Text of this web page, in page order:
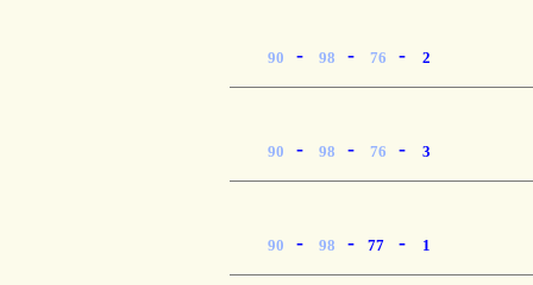
90 - 98 - 76 - 2
90 - 98 - 76 - 3
90 - 98 - 77 - 1